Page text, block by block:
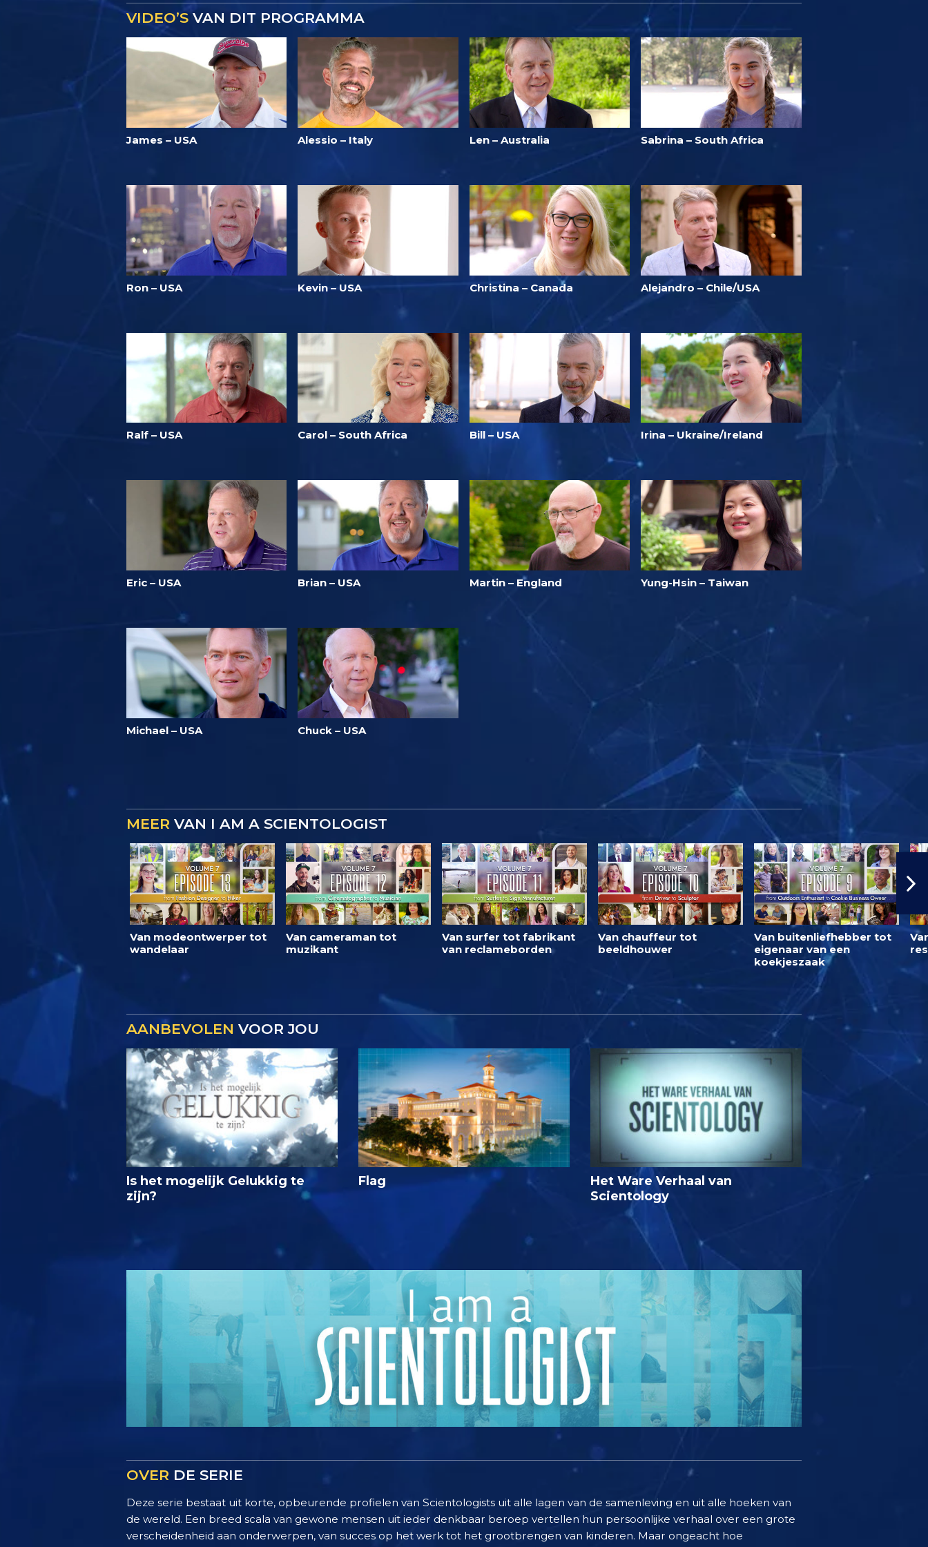
VIDEO’SVAN DIT PROGRAMMA
James – USA Alessio – Italy Len – Australia Sabrina – South Africa
Ron – USA Kevin – USA Christina – Canada Alejandro – Chile/USA
Ralf – USA Carol – South Africa Bill – USA Irina – Ukraine/Ireland
Eric – USA Brian – USA Martin – England Yung-Hsin – Taiwan
Michael – USA Chuck – USA
MEER VAN I AM A SCIENTOLOGIST
Van modeontwerper tot
wandelaar
Van cameraman tot
muzikant
Van surfer tot fabrikant
van reclameborden
Van chauffeur tot
beeldhouwer
Van buitenliefhebber tot
eigenaar van een
koekjeszaak
AANBEVOLEN VOOR JOU
Is het mogelijk Gelukkig te
zijn?
Flag
Het Ware Verhaal van
Scientology
OVER DE SERIE
Deze serie bestaat uit korte, opbeurende profielen van Scientologists uit alle lagen van de samenleving en uit alle hoeken van
de wereld. Een breed scala van gewone mensen uit ieder denkbaar beroep vertellen hun persoonlijke verhaal over een grote
verscheidenheid aan onderwerpen, van succes op het werk tot het grootbrengen van kinderen. Maar ongeacht hoe